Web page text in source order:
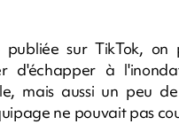
publiée sur TikTok, on
d'échapper à
mais aussi un peu
ne pouvait pas